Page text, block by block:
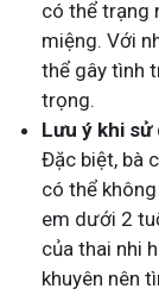
có thể trạng
miệng. Với
thể gây tình
trọng.
Lưu ý khi
Đặc biệt, bà
có thể
em dưới 2
của thai nhi
khuyên nên